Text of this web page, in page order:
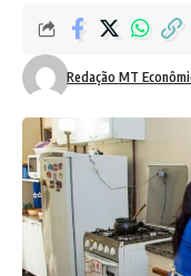
Redação MT